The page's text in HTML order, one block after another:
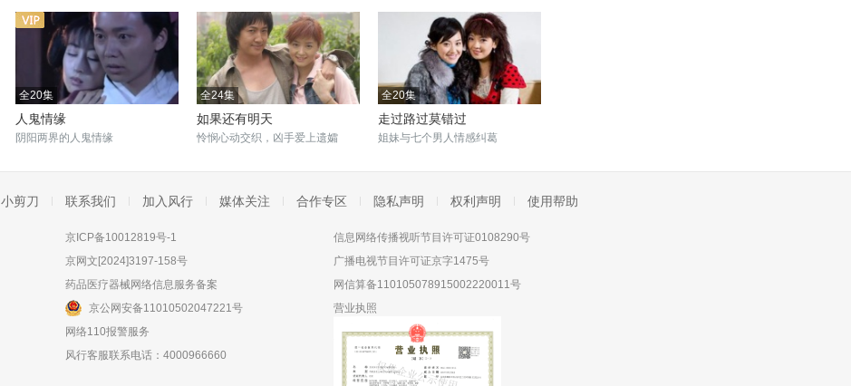
全20集
人鬼情缘
阴阳两界的人鬼情缘
全24集
如果还有明天
怜悯心动交织，凶手爱上遗孀
全20集
走过路过莫错过
姐妹与七个男人情感纠葛
小剪刀 联系我们 加入风行 媒体关注 合作专区 隐私声明 权利声明 使用帮助
京ICP备10012819号-1
京网文[2024]3197-158号
药品医疗器械网络信息服务备案
京公网安备11010502047221号
网络110报警服务
风行客服联系电话：4000966660
信息网络传播视听节目许可证0108290号
广播电视节目许可证京字1475号
网信算备110105078915002220011号
营业执照